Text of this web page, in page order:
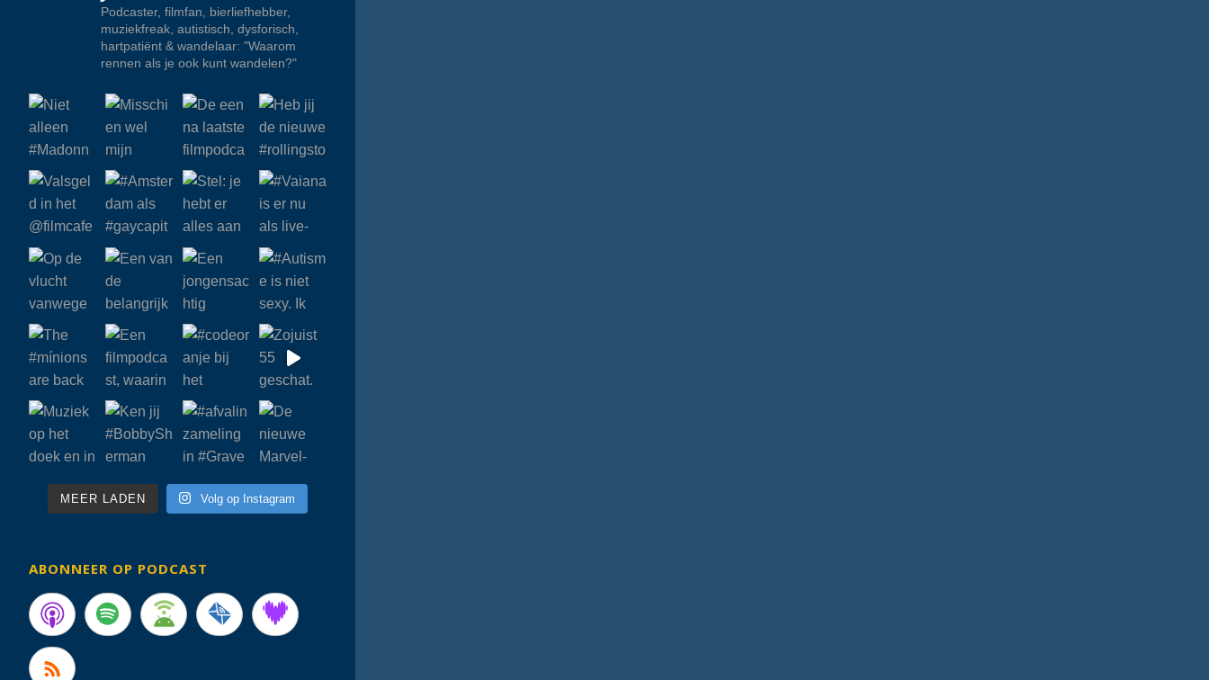
Podcaster, filmfan, bierliefhebber,
muziekfreak, autistisch, dysforisch,
hartpatiënt & wandelaar: "Waarom
rennen als je ook kunt wandelen?"
MEER LADEN Volg op Instagram
ABONNEER OP PODCAST